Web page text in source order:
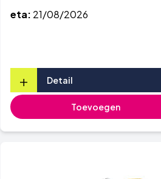
eta: 21/08/2026
+ Detail
Toevoegen